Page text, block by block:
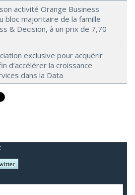
activité Orange Business
bloc majoritaire de la famille
& Decision, à un prix de 7,70
exclusive pour acquérir
d’accélérer la croissance
dans la Data